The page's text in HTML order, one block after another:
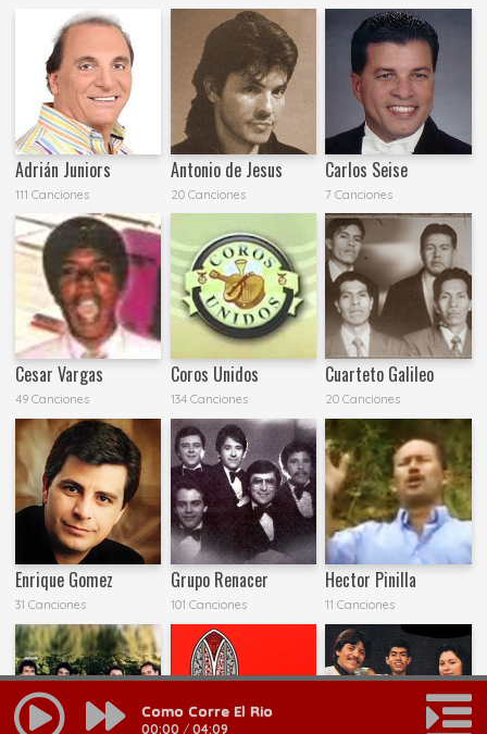
Adrián Juniors
111 Canciones
Antonio de Jesus
20 Canciones
Carlos Seise
7 Canciones
Cesar Vargas
49 Canciones
Coros Unidos
134 Canciones
Cuarteto Galileo
20 Canciones
Enrique Gomez
31 Canciones
Grupo Renacer
101 Canciones
Hector Pinilla
11 Canciones
Como Corre El Rio
00:00 / 04:09